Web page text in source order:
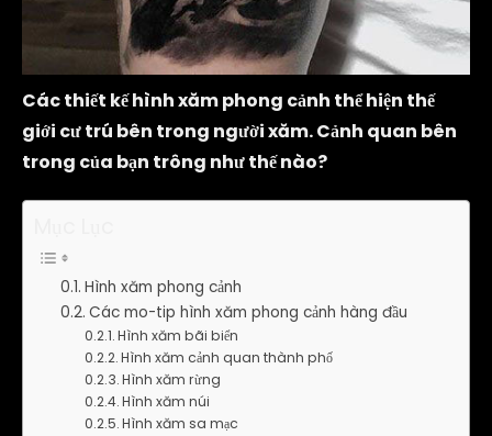
Các thiết kế hình xăm phong cảnh thể hiện thế
giới cư trú bên trong người xăm. Cảnh quan bên
trong của bạn trông như thế nào?
Hình xăm phong cảnh
Các mo-tip hình xăm phong cảnh hàng đầu
Hình xăm bãi biển
Hình xăm cảnh quan thành phố
Hình xăm rừng
Hình xăm núi
Hình xăm sa mạc